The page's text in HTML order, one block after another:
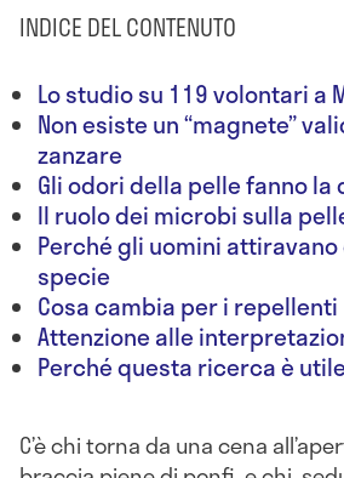
INDICE DEL CONTENUTO
Lo studio su 119 volontari a
Non esiste un “magnete”
zanzare
Gli odori della pelle fanno la
Il ruolo dei microbi sulla
Perché gli uomini attiravano
specie
Cosa cambia per i repellenti
Attenzione alle
Perché questa ricerca è utile
C’è chi torna da una cena